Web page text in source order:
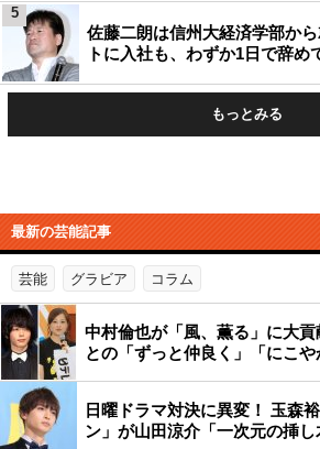
佐藤二朗は信州大経済学部か
トに入社も、わずか1日で辞め
5
もっとみる
最新の芸能記事
芸能 グラビア コラム
中村倫也が「風、薫る」に大
との「ずっと仲良く」「にこ
日曜ドラマ対決に異変！ 玉森
ン」が山田涼介「一次元の挿